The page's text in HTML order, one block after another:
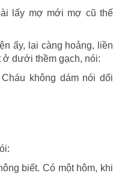
lấy mợ mới mợ cũ thế
ấy, lại càng hoảng, liền
ở dưới thềm gạch, nói:
không dám nói dối
biết. Có một hôm, khi